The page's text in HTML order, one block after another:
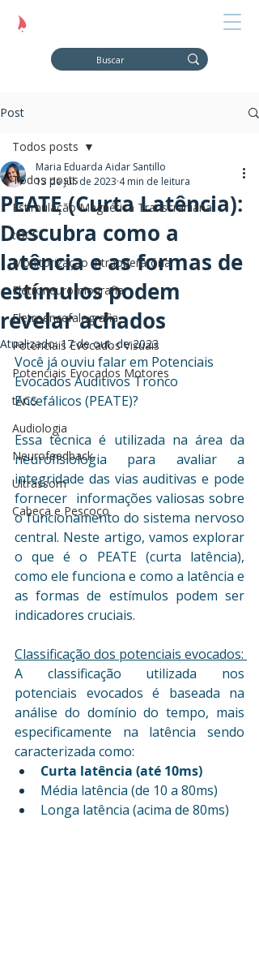
Post
Todos posts
Estimulação Magnética Transcraniana
tDCS
Monitorização Intraoperatória
Eletroneuromiografia
Eletroencefalografia
Potenciais Evocados Visuais
Potenciais Evocados Motores
tACS
Audiologia
Neurofeedback
Ultrassom
Cabeça e Pescoço
Todos posts
PEATE (Curta Latência):
Descubra como a
latência e as formas de
estímulos podem
revelar achados
Maria Eduarda Aidar Santillo
13 de jul. de 2023 4 min de leitura
Atualizado:17 de out. de 2023
Você já ouviu falar em Potenciais
Evocados Auditivos Tronco
Encefálicos (PEATE)?
Essa técnica é utilizada na área da
neurofisiologia para avaliar a
integridade das vias auditivas e pode
fornecer  informações valiosas sobre
o funcionamento do sistema nervoso
central. Neste artigo, vamos explorar
o que é o PEATE (curta latência),
como ele funciona e como a latência e
as formas de estímulos podem ser
indicadores cruciais.
A classificação utilizada nos
potenciais evocados é baseada na
análise do domínio do tempo, mais
especificamente na latência sendo
caracterizada como:
Curta latência (até 10ms)
Média latência (de 10 a 80ms)
Longa latência (acima de 80ms)